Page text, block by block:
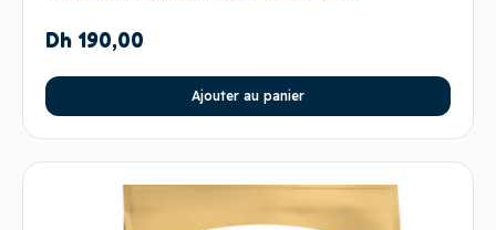
Dh 190,00
Ajouter au panier